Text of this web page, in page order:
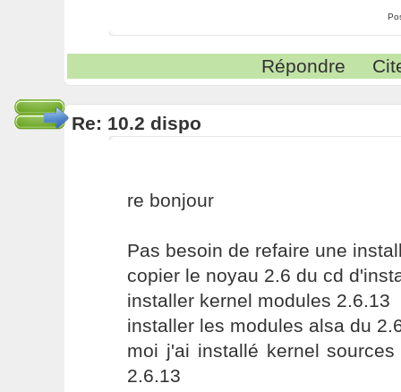
Répondre
Re: 10.2 dispo
re bonjour
Pas besoin de refaire une
copier le noyau 2.6 du cd
installer kernel modules 2.6.13
installer les modules alsa du
moi j'ai installé kernel
2.6.13